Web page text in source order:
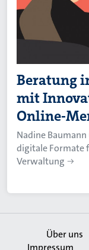
Beratung
mit
Online-
Nadine
digitale Formate
Verwaltung
Über uns
Impressum